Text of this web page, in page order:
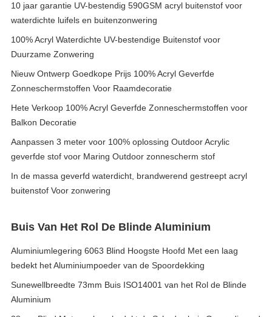
10 jaar garantie UV-bestendig 590GSM acryl buitenstof voor
waterdichte luifels en buitenzonwering
100% Acryl Waterdichte UV-bestendige Buitenstof voor
Duurzame Zonwering
Nieuw Ontwerp Goedkope Prijs 100% Acryl Geverfde
Zonneschermstoffen Voor Raamdecoratie
Hete Verkoop 100% Acryl Geverfde Zonneschermstoffen voor
Balkon Decoratie
Aanpassen 3 meter voor 100% oplossing Outdoor Acrylic
geverfde stof voor Maring Outdoor zonnescherm stof
In de massa geverfd waterdicht, brandwerend gestreept acryl
buitenstof Voor zonwering
Buis Van Het Rol De Blinde Aluminium
Aluminiumlegering 6063 Blind Hoogste Hoofd Met een laag
bedekt het Aluminiumpoeder van de Spoordekking
Sunewellbreedte 73mm Buis ISO14001 van het Rol de Blinde
Aluminium